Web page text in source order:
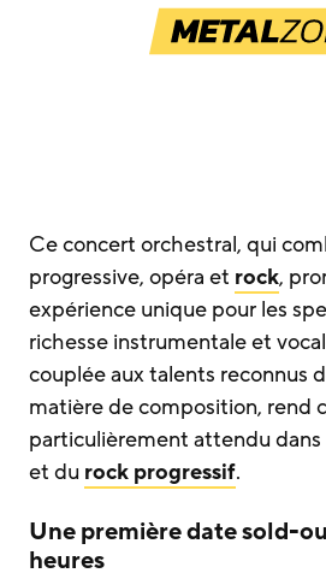
Ce concert orchestral, qui
progressive, opéra et rock,
expérience unique pour les
richesse instrumentale et
couplée aux talents reconnus
matière de composition, rend
particulièrement attendu
et du rock progressif.
Une première date sold-
heures